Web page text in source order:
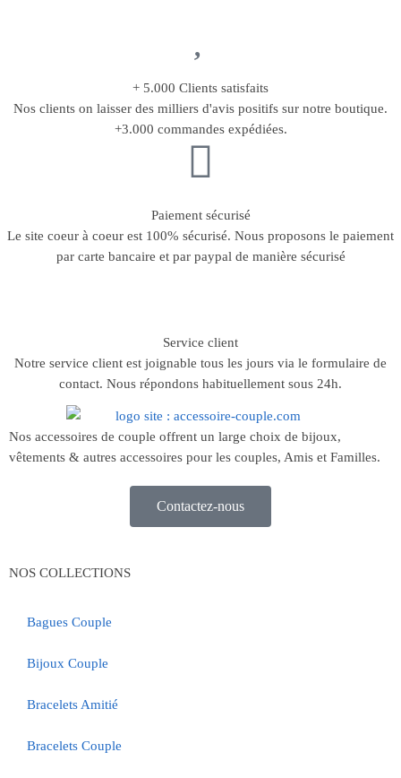
+ 5.000 Clients satisfaits
Nos clients on laisser des milliers d'avis positifs sur notre boutique.
+3.000 commandes expédiées.
Paiement sécurisé
Le site coeur à coeur est 100% sécurisé. Nous proposons le paiement
par carte bancaire et par paypal de manière sécurisé
Service client
Notre service client est joignable tous les jours via le formulaire de
contact. Nous répondons habituellement sous 24h.
Nos accessoires de couple offrent un large choix de bijoux,
vêtements & autres accessoires pour les couples, Amis et Familles.
Contactez-nous
NOS COLLECTIONS
Bagues Couple
Bijoux Couple
Bracelets Amitié
Bracelets Couple